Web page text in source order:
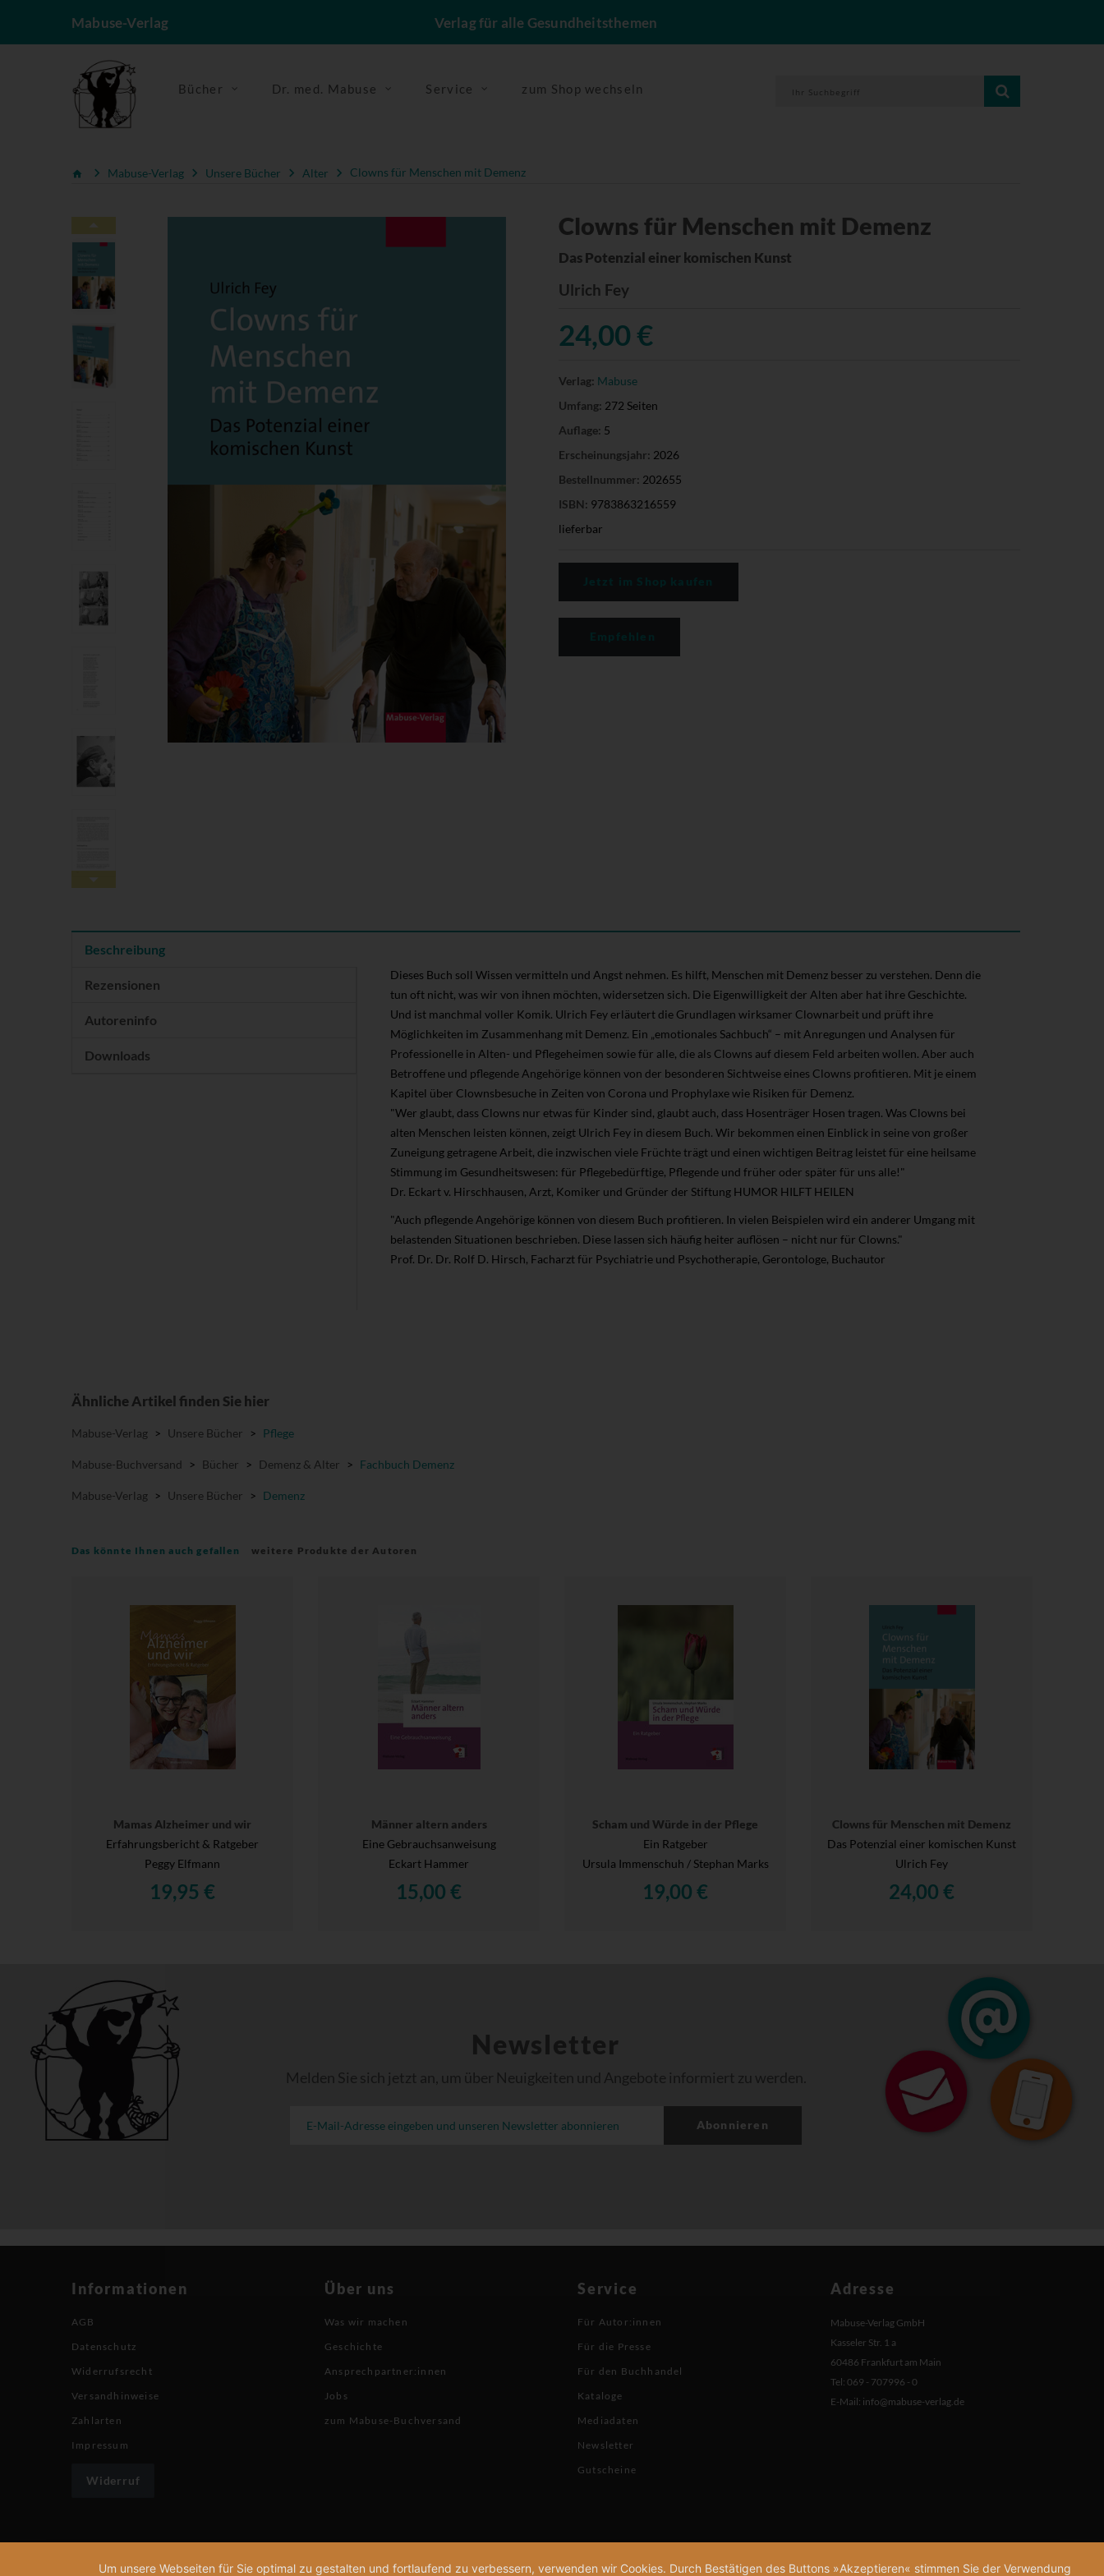
Mabuse-Verlag Verlag für alle Gesundheitsthemen
Bücher Dr. med. Mabuse Service zum Shop wechseln
Mabuse-Verlag Unsere Bücher Alter Clowns für Menschen mit Demenz
Clowns für Menschen mit Demenz
Das Potenzial einer komischen Kunst
Ulrich Fey
24,00 €
Verlag: Mabuse
Umfang: 272 Seiten
Auflage: 5
Erscheinungsjahr: 2026
Bestellnummer: 202655
ISBN: 9783863216559
lieferbar
Beschreibung
Rezensionen
Autoreninfo
Downloads
Dieses Buch soll Wissen vermitteln und Angst nehmen. Es hilft, Menschen mit Demenz besser zu verstehen. Denn die
tun oft nicht, was wir von ihnen möchten, widersetzen sich. Die Eigenwilligkeit der Alten aber hat ihre Geschichte.
Und ist manchmal voller Komik. Ulrich Fey erläutert die Grundlagen wirksamer Clownarbeit und prüft ihre
Möglichkeiten im Zusammenhang mit Demenz. Ein „emotionales Sachbuch“ – mit Anregungen und Analysen für
Professionelle in Alten- und Pflegeheimen sowie für alle, die als Clowns auf diesem Feld arbeiten wollen. Aber auch
Betroffene und pflegende Angehörige können von der besonderen Sichtweise eines Clowns profitieren. Mit je einem
Kapitel über Clownsbesuche in Zeiten von Corona und Prophylaxe wie Risiken für Demenz.
"Wer glaubt, dass Clowns nur etwas für Kinder sind, glaubt auch, dass Hosenträger Hosen tragen. Was Clowns bei
alten Menschen leisten können, zeigt Ulrich Fey in diesem Buch. Wir bekommen einen Einblick in seine von großer
Zuneigung getragene Arbeit, die inzwischen viele Früchte trägt und einen wichtigen Beitrag leistet für eine heilsame
Stimmung im Gesundheitswesen: für Pflegebedürftige, Pflegende und früher oder später für uns alle!"
Dr. Eckart v. Hirschhausen, Arzt, Komiker und Gründer der Stiftung HUMOR HILFT HEILEN
"Auch pflegende Angehörige können von diesem Buch profitieren. In vielen Beispielen wird ein anderer Umgang mit
belastenden Situationen beschrieben. Diese lassen sich häufig heiter auflösen – nicht nur für Clowns."
Prof. Dr. Dr. Rolf D. Hirsch, Facharzt für Psychiatrie und Psychotherapie, Gerontologe, Buchautor
Ähnliche Artikel finden Sie hier
Mabuse-Verlag > Unsere Bücher > Pflege
Mabuse-Buchversand > Bücher > Demenz & Alter > Fachbuch Demenz
Mabuse-Verlag > Unsere Bücher > Demenz
Das könnte Ihnen auch gefallen weitere Produkte der Autoren
Mamas Alzheimer und wir
Erfahrungsbericht & Ratgeber
Peggy Elfmann
19,95 €
Männer altern anders
Eine Gebrauchsanweisung
Eckart Hammer
15,00 €
Scham und Würde in der Pflege
Ein Ratgeber
Ursula Immenschuh / Stephan Marks
19,00 €
Clowns für Menschen mit Demenz
Das Potenzial einer komischen Kunst
Ulrich Fey
24,00 €
Newsletter
Melden Sie sich jetzt an, um über Neuigkeiten und Angebote informiert zu werden.
Abonnieren
Informationen
AGB
Datenschutz
Widerrufsrecht
Versandhinweise
Zahlarten
Impressum
Widerruf
Über uns
Was wir machen
Geschichte
Ansprechpartner:innen
Jobs
zum Mabuse-Buchversand
Service
Für Autor:innen
Für die Presse
Für den Buchhandel
Kataloge
Mediadaten
Newsletter
Gutscheine
Adresse
Mabuse-Verlag GmbH
Kasseler Str. 1 a
60486 Frankfurt am Main
Tel: 069 - 707996 - 0
E-Mail: info@mabuse-verlag.de
Um unsere Webseiten für Sie optimal zu gestalten und fortlaufend zu verbessern, verwenden wir Cookies. Durch Bestätigen des Buttons »Akzeptieren« stimmen Sie der Verwendung